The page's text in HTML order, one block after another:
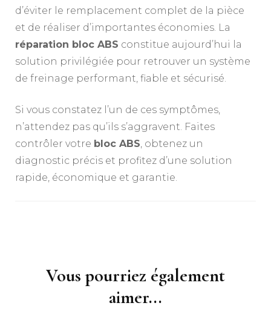
d’éviter le remplacement complet de la pièce
et de réaliser d’importantes économies. La
réparation bloc ABS constitue aujourd’hui la
solution privilégiée pour retrouver un système
de freinage performant, fiable et sécurisé.
Si vous constatez l’un de ces symptômes,
n’attendez pas qu’ils s’aggravent. Faites
contrôler votre bloc ABS , obtenez un
diagnostic précis et profitez d’une solution
rapide, économique et garantie.
Vous pourriez également
aimer...